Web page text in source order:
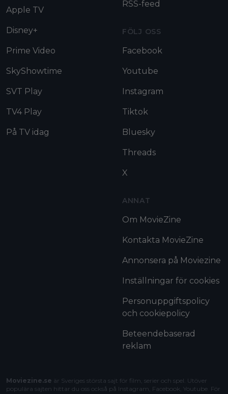
Apple TV
Disney+
Prime Video
SkyShowtime
SVT Play
TV4 Play
På TV idag
RSS-feed
FÖLJ OSS
Facebook
Youtube
Instagram
Tiktok
Bluesky
Threads
X
ANNAT
Om MovieZine
Kontakta MovieZine
Annonsera på Moviezine
Inställningar för cookies
Personuppgiftspolicy
och cookiepolicy
Beteendebaserad
reklam
Moviezine.se är Sveriges största sajt för film, serier och spel. Utöver
populära sajten hittar du oss också på Instagram, Facebook, Youtube. För